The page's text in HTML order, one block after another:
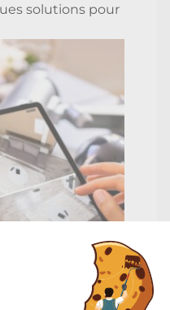
solutions pour